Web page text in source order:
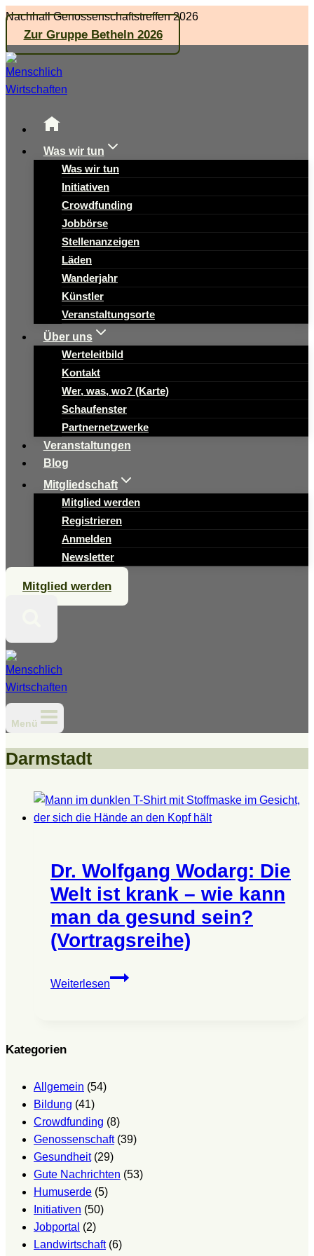
Zum
Inhalt
springen
Nachhall Genossenschaftstreffen 2026
Zur Gruppe Betheln 2026
Was wir tun
Was wir tun
Initiativen
Crowdfunding
Jobbörse
Stellenanzeigen
Läden
Wanderjahr
Künstler
Veranstaltungsorte
Über uns
Werteleitbild
Kontakt
Wer, was, wo? (Karte)
Schaufenster
Partnernetzwerke
Veranstaltungen
Blog
Mitgliedschaft
Mitglied werden
Registrieren
Anmelden
Newsletter
Mitglied werden
Menü
Darmstadt
Dr. Wolfgang Wodarg: Die
Welt ist krank – wie kann
man da gesund sein?
(Vortragsreihe)
Weiterlesen
Dr.
wie
kann
man
da
Kategorien
Allgemein (54)
Bildung (41)
Crowdfunding (8)
Genossenschaft(39)
Gesundheit(29)
Gute Nachrichten (53)
Humuserde (5)
Initiativen (50)
Jobportal (2)
Landwirtschaft(6)